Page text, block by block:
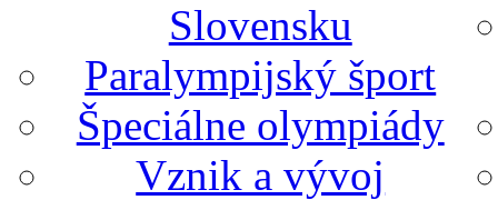
Slovensku
Paralympijský šport
Špeciálne olympiády
Vznik a vývoj